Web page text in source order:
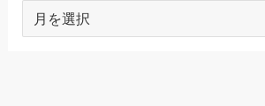
ARCHIVES